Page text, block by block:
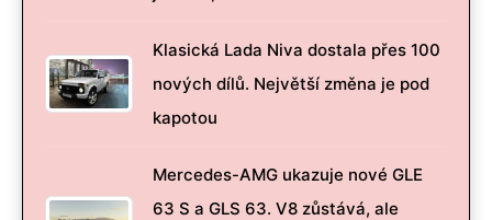
Klasická Lada Niva dostala přes 100
nových dílů. Největší změna je pod
kapotou
Mercedes-AMG ukazuje nové GLE
63 S a GLS 63. V8 zůstává, ale